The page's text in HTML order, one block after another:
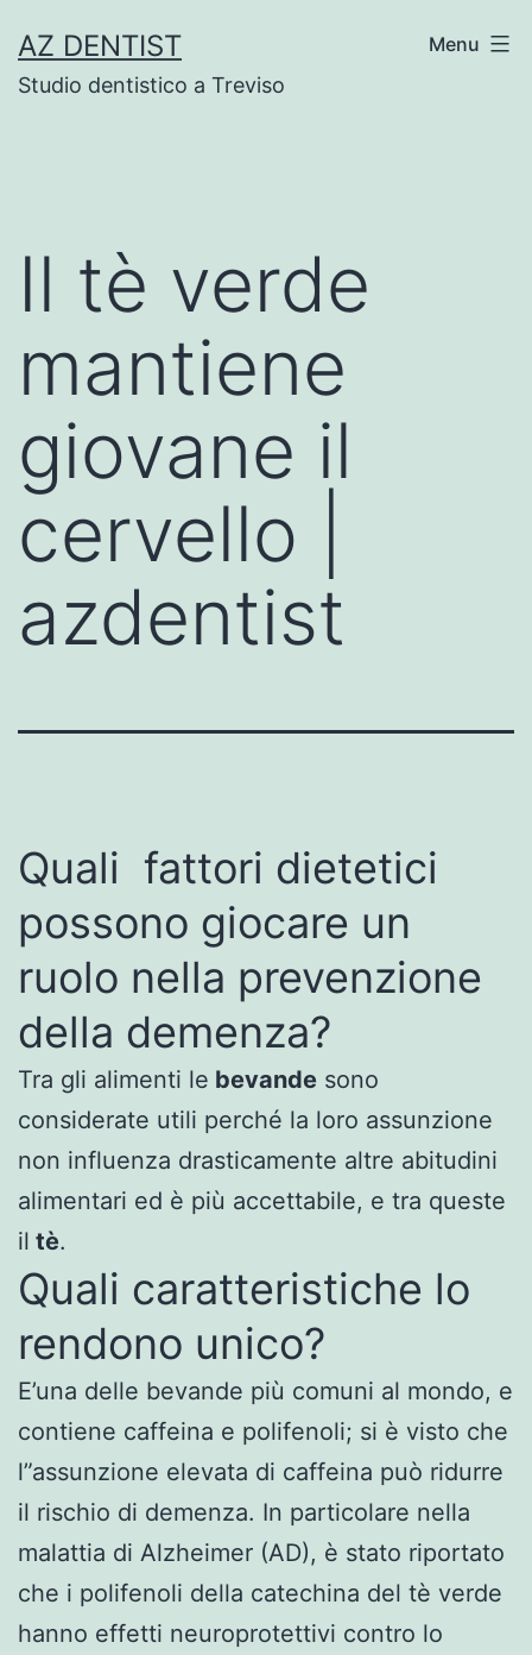
to
content
AZ DENTIST
Studio dentistico a Treviso
Menu
Il tè verde
mantiene
giovane il
cervello |
azdentist
Quali fattori dietetici
possono giocare un
ruolo nella prevenzione
della demenza?
Tra gli alimenti le bevande sono
considerate utili perché la loro assunzione
non influenza drasticamente altre abitudini
alimentari ed è più accettabile, e tra queste
il tè.
Quali caratteristiche lo
rendono unico?
E’una delle bevande più comuni al mondo, e
contiene caffeina e polifenoli; si è visto che
l”assunzione elevata di caffeina può ridurre
il rischio di demenza. In particolare nella
malattia di Alzheimer (AD), è stato riportato
che i polifenoli della catechina del tè verde
hanno effetti neuroprotettivi contro lo